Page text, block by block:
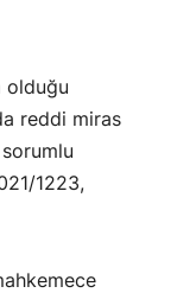
olduğu
reddi miras
1223,